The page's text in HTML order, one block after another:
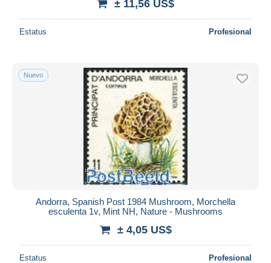
± 11,56 US$
Estatus Profesional
Nuevo
Andorra, Spanish Post 1984 Mushroom, Morchella
esculenta 1v, Mint NH, Nature - Mushrooms
± 4,05 US$
Estatus Profesional